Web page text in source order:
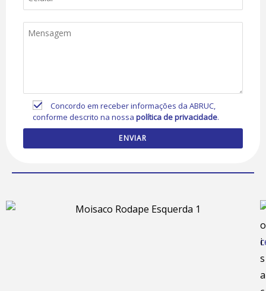
Concordo em receber informações da ABRUC,
conforme descrito na nossapolítica de privacidade.